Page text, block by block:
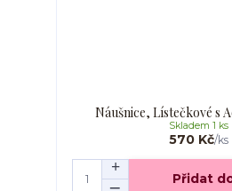
Náušnice, Lístečkové s
570 Kč/ks
Skladem 1 ks
Přidat